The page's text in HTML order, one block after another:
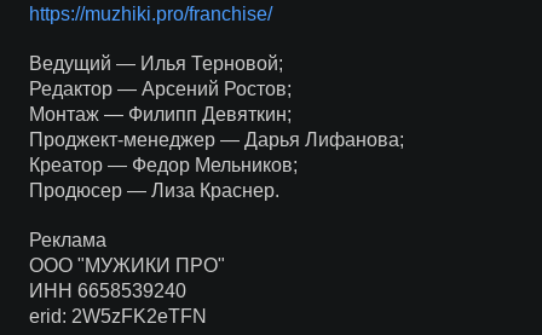
https://muzhiki.pro/franchise/
Ведущий — Илья Терновой;
Редактор — Арсений Ростов;
Монтаж — Филипп Девяткин;
Проджект-менеджер — Дарья Лифанова;
Креатор — Федор Мельников;
Продюсер — Лиза Краснер.
Реклама
ООО "МУЖИКИ ПРО"
ИНН 6658539240
erid: 2W5zFK2eTFN